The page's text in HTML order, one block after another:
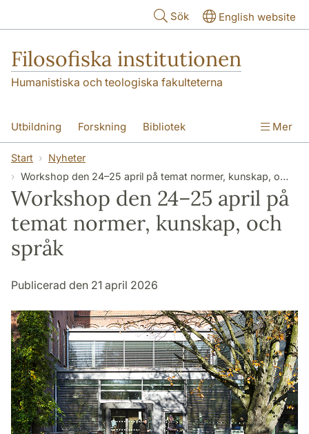
Sök English website
Filosofiska institutionen
Humanistiska och teologiska fakulteterna
Utbildning Forskning Bibliotek
Personal Kontakt
Mer
Start
Nyheter
Workshop den 24–25 april på temat normer, kunskap, och språk
Workshop den 24–25 april på
temat normer, kunskap, och
språk
Publicerad den 21 april 2026